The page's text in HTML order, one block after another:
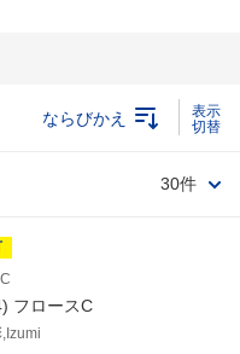
ならびかえ
30件
フロースC